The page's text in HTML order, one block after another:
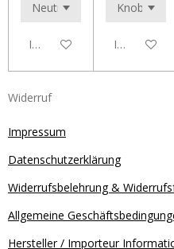
In den WarenkorbIn den
Widerruf
Impressum
Datenschutzerklärung
Widerrufsbelehrung &
Allgemeine
Hersteller / Importeur